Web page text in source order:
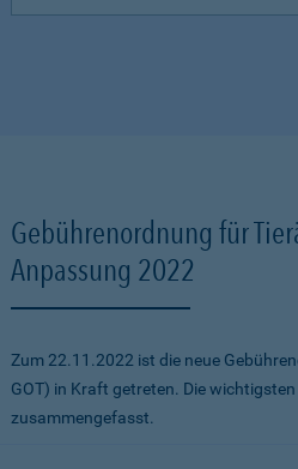
Gebührenordnung für
Anpassung 2022
Zum 22.11.2022 ist die neue
GOT) in Kraft getreten. Die
zusammengefasst.